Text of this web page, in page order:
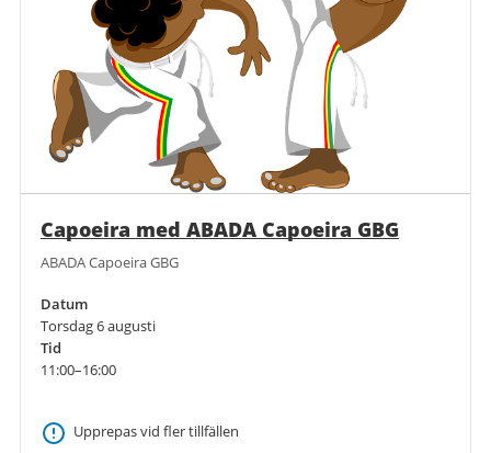
Capoeira med ABADA Capoeira GBG
ABADA Capoeira GBG
Datum
Torsdag 6 augusti
Tid
11:00–16:00
Upprepas vid fler tillfällen